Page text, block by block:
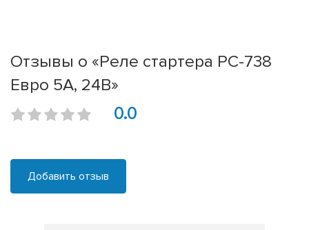
Отзывы о «Реле стартера РС-738
Евро 5А, 24В»
0.0
Добавить отзыв